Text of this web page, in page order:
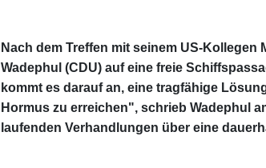
Nach dem Treffen mit seinem US-
Wadephul (CDU) auf eine freie
kommt es darauf an, eine tragfähige
Hormus zu erreichen", schrieb Wadephul
laufenden Verhandlungen über eine